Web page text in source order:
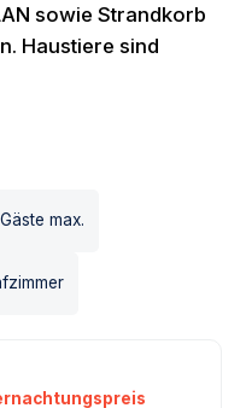
sowie Strandkorb
Haustiere sind
Gäste max.